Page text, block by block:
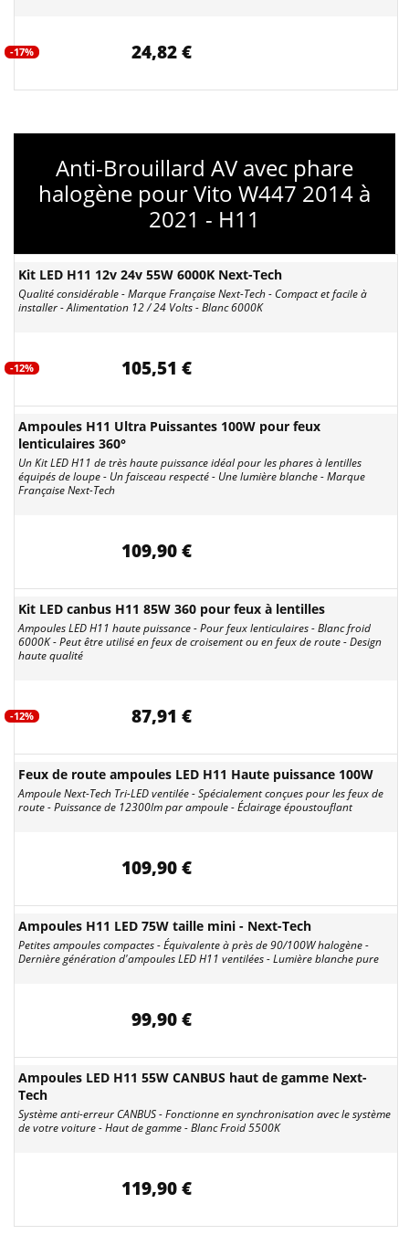
-17% 24,82 €
Anti-Brouillard AV avec phare
halogène pour Vito W447 2014 à
2021 - H11
Kit LED H11 12v 24v 55W 6000K Next-Tech
Qualité considérable - Marque Française Next-Tech - Compact et facile à
installer - Alimentation 12 / 24 Volts - Blanc 6000K
-12% 105,51 €
Ampoules H11 Ultra Puissantes 100W pour feux
lenticulaires 360°
Un Kit LED H11 de très haute puissance idéal pour les phares à lentilles
équipés de loupe - Un faisceau respecté - Une lumière blanche - Marque
Française Next-Tech
109,90 €
Kit LED canbus H11 85W 360 pour feux à lentilles
Ampoules LED H11 haute puissance - Pour feux lenticulaires - Blanc froid
6000K - Peut être utilisé en feux de croisement ou en feux de route - Design
haute qualité
-12% 87,91 €
Feux de route ampoules LED H11 Haute puissance 100W
Ampoule Next-Tech Tri-LED ventilée - Spécialement conçues pour les feux de
route - Puissance de 12300lm par ampoule - Éclairage époustouflant
109,90 €
Ampoules H11 LED 75W taille mini - Next-Tech
Petites ampoules compactes - Équivalente à près de 90/100W halogène -
Dernière génération d'ampoules LED H11 ventilées - Lumière blanche pure
99,90 €
Ampoules LED H11 55W CANBUS haut de gamme Next-
Tech
Système anti-erreur CANBUS - Fonctionne en synchronisation avec le système
de votre voiture - Haut de gamme - Blanc Froid 5500K
119,90 €